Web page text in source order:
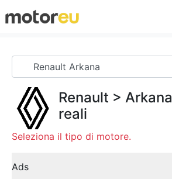
Renault > Arkana
reali
Seleziona il tipo di motore.
Ads